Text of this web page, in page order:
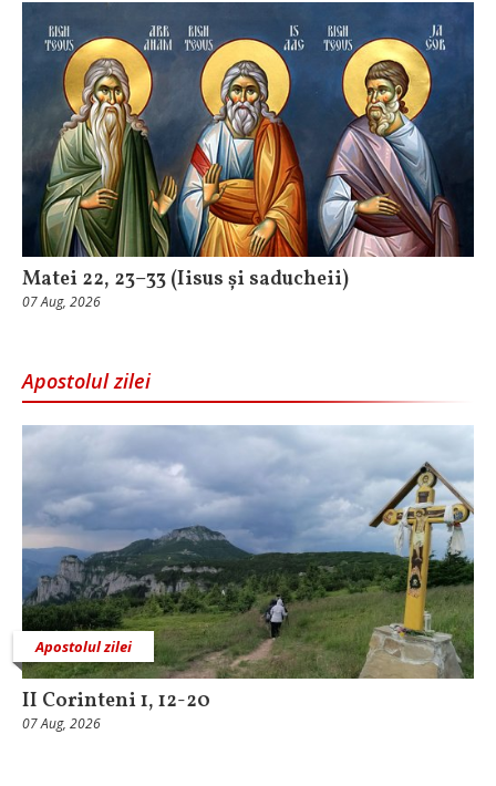
Matei 22, 23–33 (Iisus și saducheii)
07 Aug, 2026
Apostolul zilei
Apostolul zilei
II Corinteni 1, 12-20
07 Aug, 2026